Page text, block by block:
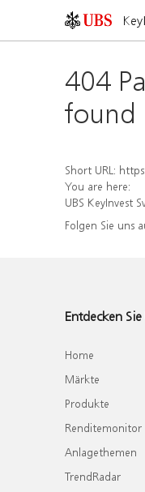
404
found
Short URL: https://
You are here:
UBS KeyInvest
Folgen Sie uns
Entdecken
Home
Märkte
Produkte
Renditemonitor
Anlagethemen
TrendRadar